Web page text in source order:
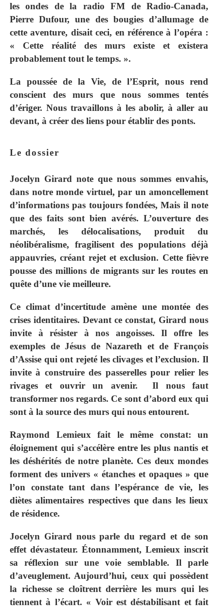
les ondes de la radio FM de Radio-Canada,
Pierre Dufour, une des bougies d’allumage de
cette aventure, disait ceci, en référence à l’opéra :
« Cette réalité des murs existe et existera
probablement tout le temps. ».
La poussée de la Vie, de l’Esprit, nous rend
conscient des murs que nous sommes tentés
d’ériger. Nous travaillons à les abolir, à aller au
devant, à créer des liens pour établir des ponts.
Le dossier
Jocelyn Girard note que nous sommes envahis,
dans notre monde virtuel, par un amoncellement
d’informations pas toujours fondées, Mais il note
que des faits sont bien avérés. L’ouverture des
marchés, les délocalisations, produit du
néolibéralisme, fragilisent des populations déjà
appauvries, créant rejet et exclusion. Cette fièvre
pousse des millions de migrants sur les routes en
quête d’une vie meilleure.
Ce climat d’incertitude amène une montée des
crises identitaires. Devant ce constat, Girard nous
invite à résister à nos angoisses. Il offre les
exemples de Jésus de Nazareth et de François
d’Assise qui ont rejeté les clivages et l’exclusion. Il
invite à construire des passerelles pour relier les
rivages et ouvrir un avenir. Il nous faut
transformer nos regards. Ce sont d’abord eux qui
sont à la source des murs qui nous entourent.
Raymond Lemieux fait le même constat: un
éloignement qui s’accélère entre les plus nantis et
les déshérités de notre planète. Ces deux mondes
forment des univers « étanches et opaques » que
l’on constate tant dans l’espérance de vie, les
diètes alimentaires respectives que dans les lieux
de résidence.
Jocelyn Girard nous parle du regard et de son
effet dévastateur. Étonnamment, Lemieux inscrit
sa réflexion sur une voie semblable. Il parle
d’aveuglement. Aujourd’hui, ceux qui possèdent
la richesse se cloîtrent derrière les murs qui les
tiennent à l’écart. « Voir est déstabilisant et fait